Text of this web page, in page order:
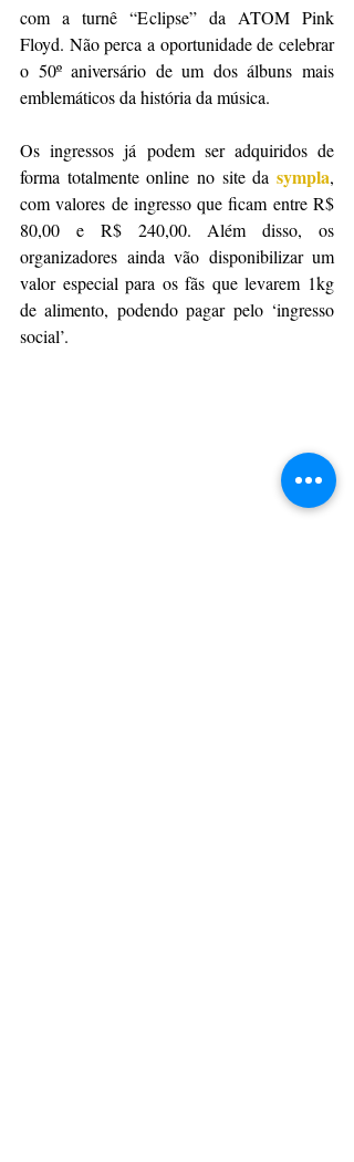
com a turnê “Eclipse” da ATOM Pink
Floyd. Não perca a oportunidade de celebrar
o 50º aniversário de um dos álbuns mais
emblemáticos da história da música.
Os ingressos já podem ser adquiridos de
forma totalmente online no site da sympla,
com valores de ingresso que ficam entre R$
80,00 e R$ 240,00. Além disso, os
organizadores ainda vão disponibilizar um
valor especial para os fãs que levarem 1kg
de alimento, podendo pagar pelo ‘ingresso
social’.